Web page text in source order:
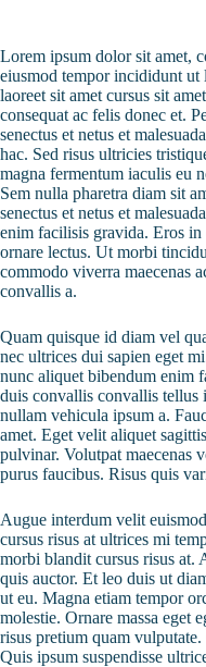
Lorem ipsum dolor sit amet,
eiusmod tempor incididunt ut
laoreet sit amet cursus sit
consequat ac felis donec et.
senectus et netus et
hac. Sed risus ultricies
magna fermentum iaculis eu
Sem nulla pharetra diam sit
senectus et netus et
enim facilisis gravida. Eros
ornare lectus. Ut morbi
commodo viverra maecenas
convallis a.
Quam quisque id diam vel
nec ultrices dui sapien eget
nunc aliquet bibendum enim
duis convallis convallis tellus
nullam vehicula ipsum a.
amet. Eget velit aliquet
pulvinar. Volutpat maecenas
purus faucibus. Risus quis
Augue interdum velit
cursus risus at ultrices mi
morbi blandit cursus risus at.
quis auctor. Et leo duis ut
ut eu. Magna etiam tempor
molestie. Ornare massa eget
risus pretium quam
Quis ipsum suspendisse